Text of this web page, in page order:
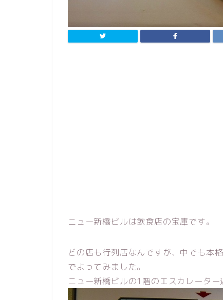
ニュー新橋ビルは飲食店の宝庫です。
どの店も行列店なんですが、中でも本
でよってみました。
ニュー新橋ビルの1階のエスカレーター